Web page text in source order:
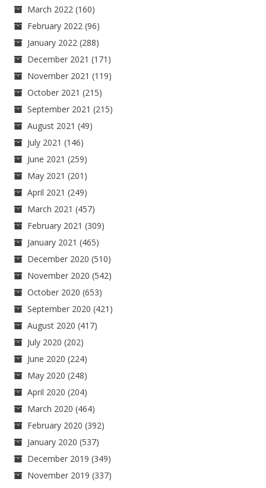
March 2022 (160)
February 2022 (96)
January 2022 (288)
December 2021 (171)
November 2021 (119)
October 2021 (215)
September 2021 (215)
August 2021 (49)
July 2021 (146)
June 2021 (259)
May 2021 (201)
April 2021 (249)
March 2021 (457)
February 2021 (309)
January 2021 (465)
December 2020 (510)
November 2020 (542)
October 2020 (653)
September 2020 (421)
August 2020 (417)
July 2020 (202)
June 2020 (224)
May 2020 (248)
April 2020 (204)
March 2020 (464)
February 2020 (392)
January 2020 (537)
December 2019 (349)
November 2019 (337)